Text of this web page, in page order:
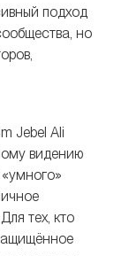
подход
но
Jebel Ali
видению
тех, кто